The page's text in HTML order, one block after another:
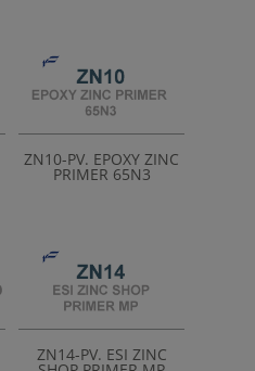
ZN10-PV. EPOXY ZINC
PRIMER 65N3
ZN14-PV. ESI ZINC